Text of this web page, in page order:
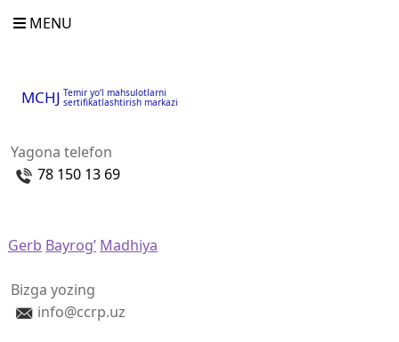
MENU
MCHJ Temir yo‘l mahsulotlarni
sertifikatlashtirish markazi
Yagona telefon
78 150 13 69
Gerb Bayrog’ Madhiya
Bizga yozing
info@ccrp.uz